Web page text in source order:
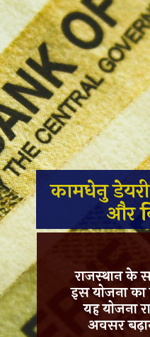
कामधेनु
और
राजस्थान के
इस योजना का
यह योजना
अवसर